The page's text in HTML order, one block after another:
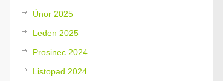
Únor 2025
Leden 2025
Prosinec 2024
Listopad 2024